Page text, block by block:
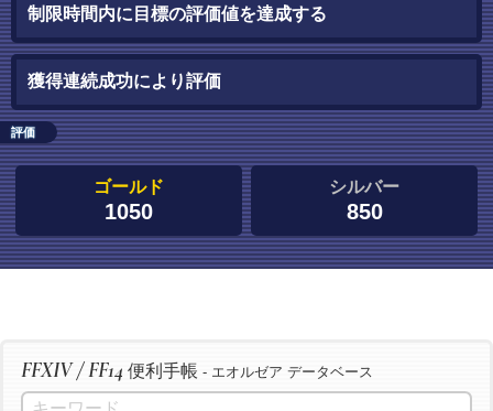
制限時間内に目標の評価値を達成する
獲得連続成功により評価
評価
ゴールド
1050
シルバー
850
FFXIV / FF14 便利手帳 - エオルゼア データベース